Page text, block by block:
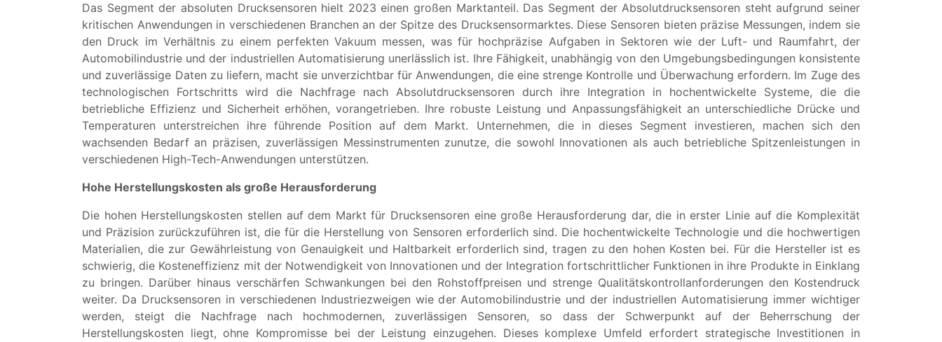
Das Segment der absoluten Drucksensoren hielt 2023 einen großen Marktanteil. Das Segment der Absolutdrucksensoren steht aufgrund seiner
kritischen Anwendungen in verschiedenen Branchen an der Spitze des Drucksensormarktes. Diese Sensoren bieten präzise Messungen, indem sie
den Druck im Verhältnis zu einem perfekten Vakuum messen, was für hochpräzise Aufgaben in Sektoren wie der Luft- und Raumfahrt, der
Automobilindustrie und der industriellen Automatisierung unerlässlich ist. Ihre Fähigkeit, unabhängig von den Umgebungsbedingungen konsistente
und zuverlässige Daten zu liefern, macht sie unverzichtbar für Anwendungen, die eine strenge Kontrolle und Überwachung erfordern. Im Zuge des
technologischen Fortschritts wird die Nachfrage nach Absolutdrucksensoren durch ihre Integration in hochentwickelte Systeme, die die
betriebliche Effizienz und Sicherheit erhöhen, vorangetrieben. Ihre robuste Leistung und Anpassungsfähigkeit an unterschiedliche Drücke und
Temperaturen unterstreichen ihre führende Position auf dem Markt. Unternehmen, die in dieses Segment investieren, machen sich den
wachsenden Bedarf an präzisen, zuverlässigen Messinstrumenten zunutze, die sowohl Innovationen als auch betriebliche Spitzenleistungen in
verschiedenen High-Tech-Anwendungen unterstützen.
Hohe Herstellungskosten als große Herausforderung
Die hohen Herstellungskosten stellen auf dem Markt für Drucksensoren eine große Herausforderung dar, die in erster Linie auf die Komplexität
und Präzision zurückzuführen ist, die für die Herstellung von Sensoren erforderlich sind. Die hochentwickelte Technologie und die hochwertigen
Materialien, die zur Gewährleistung von Genauigkeit und Haltbarkeit erforderlich sind, tragen zu den hohen Kosten bei. Für die Hersteller ist es
schwierig, die Kosteneffizienz mit der Notwendigkeit von Innovationen und der Integration fortschrittlicher Funktionen in ihre Produkte in Einklang
zu bringen. Darüber hinaus verschärfen Schwankungen bei den Rohstoffpreisen und strenge Qualitätskontrollanforderungen den Kostendruck
weiter. Da Drucksensoren in verschiedenen Industriezweigen wie der Automobilindustrie und der industriellen Automatisierung immer wichtiger
werden, steigt die Nachfrage nach hochmodernen, zuverlässigen Sensoren, so dass der Schwerpunkt auf der Beherrschung der
Herstellungskosten liegt, ohne Kompromisse bei der Leistung einzugehen. Dieses komplexe Umfeld erfordert strategische Investitionen in